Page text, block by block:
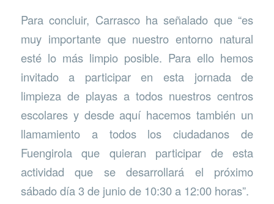
Para concluir, Carrasco ha señalado que “es
muy importante que nuestro entorno natural
esté lo más limpio posible. Para ello hemos
invitado a participar en esta jornada de
limpieza de playas a todos nuestros centros
escolares y desde aquí hacemos también un
llamamiento a todos los ciudadanos de
Fuengirola que quieran participar de esta
actividad que se desarrollará el próximo
sábado día 3 de junio de 10:30 a 12:00 horas”.